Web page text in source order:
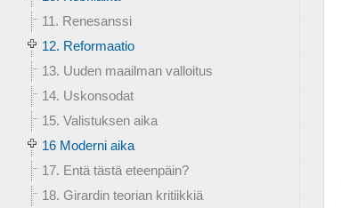
11. Renesanssi
12. Reformaatio
13. Uuden maailman valloitus
14. Uskonsodat
15. Valistuksen aika
16 Moderni aika
17. Entä tästä eteenpäin?
18. Girardin teorian kritiikkiä